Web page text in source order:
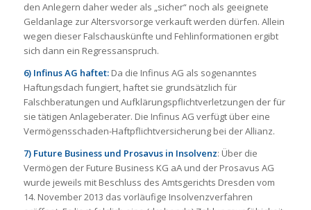
den Anlegern daher weder als „sicher“ noch als geeignete
Geldanlage zur Altersvorsorge verkauft werden dürfen. Allein
wegen dieser Falschauskünfte und Fehlinformationen ergibt
sich dann ein Regressanspruch.
6) Infinus AG haftet:Da die Infinus AG als sogenanntes
Haftungsdach fungiert, haftet sie grundsätzlich für
Falschberatungen und Aufklärungspflichtverletzungen der für
sie tätigen Anlageberater. Die Infinus AG verfügt über eine
Vermögensschaden-Haftpflichtversicherung bei der Allianz.
7) Future Business und Prosavus in Insolvenz: Über die
Vermögen der Future Business KG aA und der Prosavus AG
wurde jeweils mit Beschluss des Amtsgerichts Dresden vom
14. November 2013 das vorläufige Insolvenzverfahren